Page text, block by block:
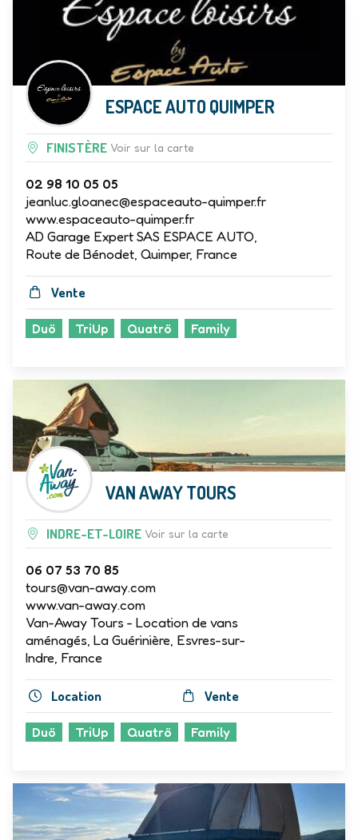
ESPACE AUTO QUIMPER
FINISTÈRE Voir sur la carte
02 98 10 05 05
jeanluc.gloanec@espaceauto-quimper.fr
www.espaceauto-quimper.fr
AD Garage Expert SAS ESPACE AUTO,
Route de Bénodet, Quimper, France
Vente
Duö TriUp Quatrö Family
VAN AWAY TOURS
INDRE-ET-LOIRE Voir sur la carte
06 07 53 70 85
tours@van-away.com
www.van-away.com
Van-Away Tours - Location de vans
aménagés, La Guérinière, Esvres-sur-
Indre, France
Location Vente
Duö TriUp Quatrö Family